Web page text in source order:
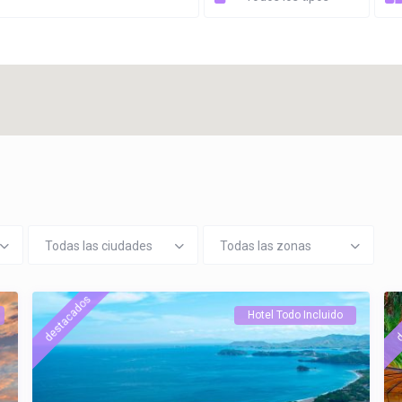
Todas las ciudades Todas las zonas
destacados Hotel Todo Incluido